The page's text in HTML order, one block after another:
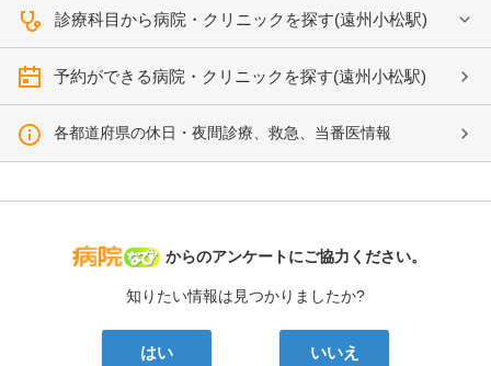
診療科目から病院・クリニックを探す(遠州小松駅)
予約ができる病院・クリニックを探す(遠州小松駅)
各都道府県の休日・夜間診療、救急、当番医情報
病院なび
からのアンケートにご協力ください。
知りたい情報は見つかりましたか?
はい いいえ